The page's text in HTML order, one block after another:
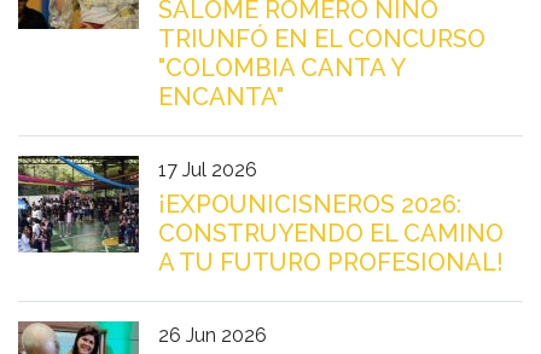
SALOMÉ ROMERO NIÑO
TRIUNFÓ EN EL CONCURSO
"COLOMBIA CANTA Y
ENCANTA"
17 Jul 2026
¡EXPOUNICISNEROS 2026:
CONSTRUYENDO EL CAMINO
A TU FUTURO PROFESIONAL!
26 Jun 2026